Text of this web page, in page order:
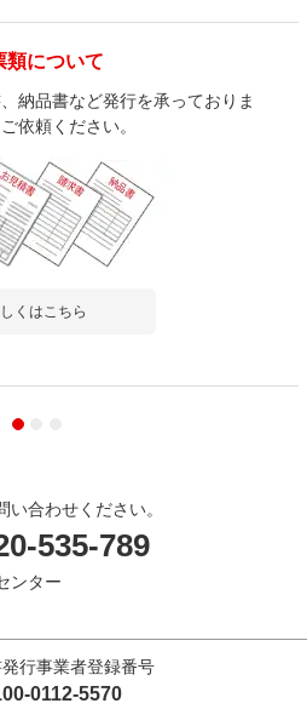
類について
納品書など発行を承っておりま
依頼ください。
くはこちら
い合わせください。
535-789
ンター
行事業者登録番号
0112-5570